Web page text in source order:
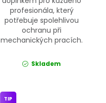
profesionála, který
potřebuje spolehlivou
ochranu při
mechanických pracích.
Skladem
TIP